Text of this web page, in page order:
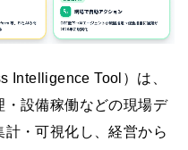
Intelligence Tool）は、
設備稼働などの現場デ
・可視化し、経営から